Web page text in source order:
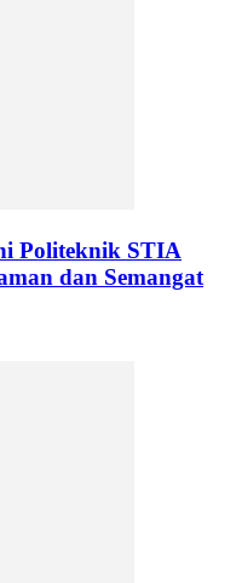
Politeknik STIA
dan Semangat